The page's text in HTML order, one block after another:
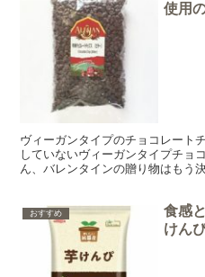
使用
ヴィーガンタイプのチョコレート
していないヴィーガンタイプチョ
ん、バレンタインの贈り物はもう
おすすめ
食感
けん